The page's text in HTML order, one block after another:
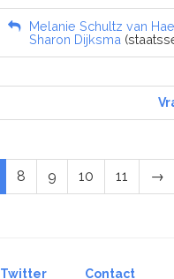
Melanie Schultz van
Sharon Dijksma
8 9 10 11 →
Twitter Contact